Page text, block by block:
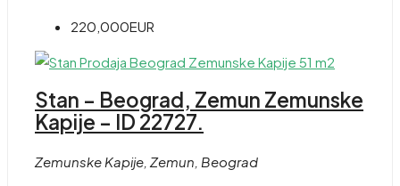
220,000EUR
Stan – Beograd, Zemun Zemunske
Kapije – ID 22727.
Zemunske Kapije, Zemun, Beograd